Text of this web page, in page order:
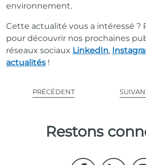
environnement.
Cette actualité vous a intéressé ?
pour découvrir nos prochaines
réseaux sociaux LinkedIn,
actualités !
PRÉCÉDENT
Restons